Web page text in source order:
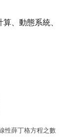
、動態系統、
性薛丁格方程之數